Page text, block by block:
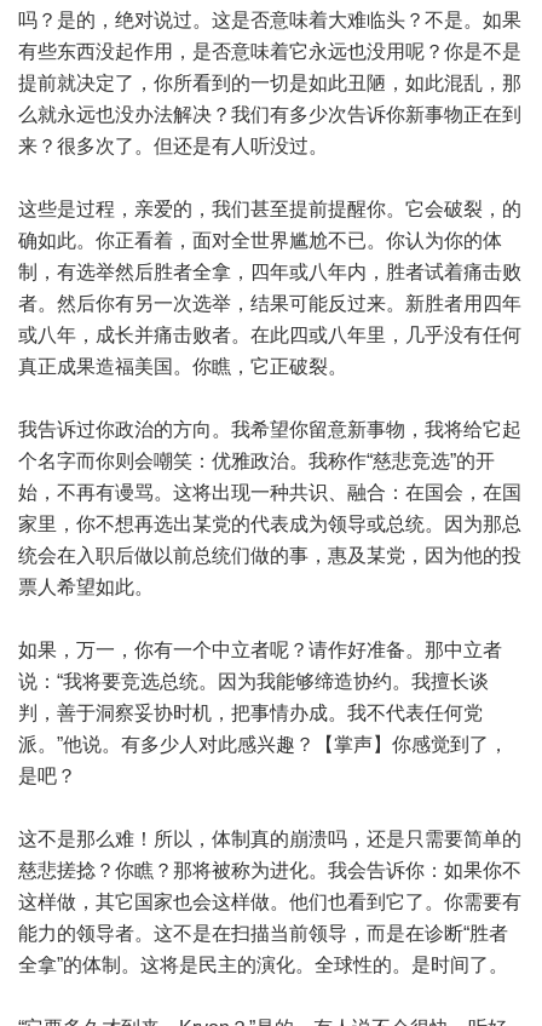
吗？是的，绝对说过。这是否意味着大难临头？不是。如果
有些东西没起作用，是否意味着它永远也没用呢？你是不是
提前就决定了，你所看到的一切是如此丑陋，如此混乱，那
么就永远也没办法解决？我们有多少次告诉你新事物正在到
来？很多次了。但还是有人听没过。
这些是过程，亲爱的，我们甚至提前提醒你。它会破裂，的
确如此。你正看着，面对全世界尴尬不已。你认为你的体
制，有选举然后胜者全拿，四年或八年内，胜者试着痛击败
者。然后你有另一次选举，结果可能反过来。新胜者用四年
或八年，成长并痛击败者。在此四或八年里，几乎没有任何
真正成果造福美国。你瞧，它正破裂。
我告诉过你政治的方向。我希望你留意新事物，我将给它起
个名字而你则会嘲笑：优雅政治。我称作“慈悲竞选”的开
始，不再有谩骂。这将出现一种共识、融合：在国会，在国
家里，你不想再选出某党的代表成为领导或总统。因为那总
统会在入职后做以前总统们做的事，惠及某党，因为他的投
票人希望如此。
如果，万一，你有一个中立者呢？请作好准备。那中立者
说：“我将要竞选总统。因为我能够缔造协约。我擅长谈
判，善于洞察妥协时机，把事情办成。我不代表任何党
派。”他说。有多少人对此感兴趣？【掌声】你感觉到了，
是吧？
这不是那么难！所以，体制真的崩溃吗，还是只需要简单的
慈悲搓捻？你瞧？那将被称为进化。我会告诉你：如果你不
这样做，其它国家也会这样做。他们也看到它了。你需要有
能力的领导者。这不是在扫描当前领导，而是在诊断“胜者
全拿”的体制。这将是民主的演化。全球性的。是时间了。